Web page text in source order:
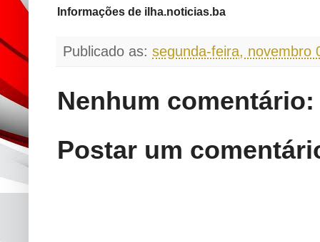
Informações de ilha.noticias.ba
Publicado as: segunda-feira, novembro
Nenhum comentário:
Postar um